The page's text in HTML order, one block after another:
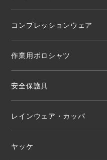
コンプレッションウェア
作業用ポロシャツ
安全保護具
レインウェア・カッパ
ヤッケ